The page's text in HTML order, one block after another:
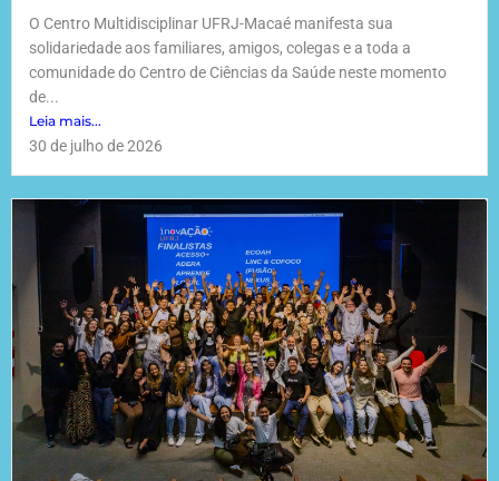
O Centro Multidisciplinar UFRJ-Macaé manifesta sua
solidariedade aos familiares, amigos, colegas e a toda a
comunidade do Centro de Ciências da Saúde neste momento
de...
Leia mais...
30 de julho de 2026